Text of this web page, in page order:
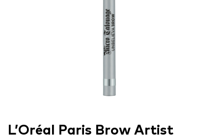
L’Oréal Paris Brow Artist